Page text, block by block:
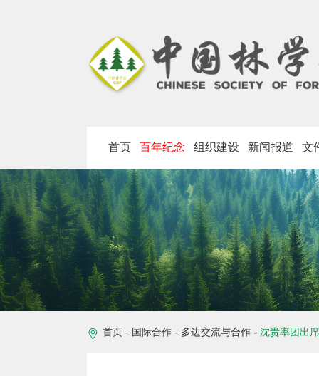
首页 百年纪念 组织建设 新闻报道 文
首页 - 国际合作 - 多边交流与合作 - 沈贵率团出